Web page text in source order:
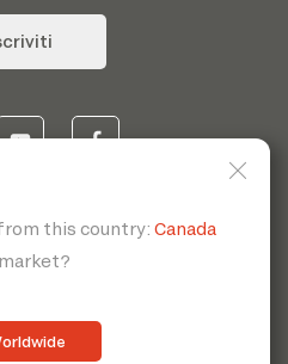
468.000,00€